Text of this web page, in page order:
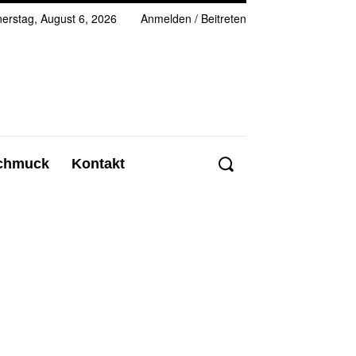
Anmelden / Beitreten
August 6, 2026
Kontakt